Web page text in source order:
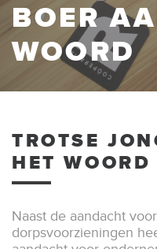
BOER
WOORD
TROTSE
HET WOORD
Naast de aandacht
dorpsvoorzieningen